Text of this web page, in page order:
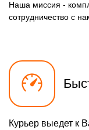
Наша миссия -
сотрудничество с
Курьер выедет к